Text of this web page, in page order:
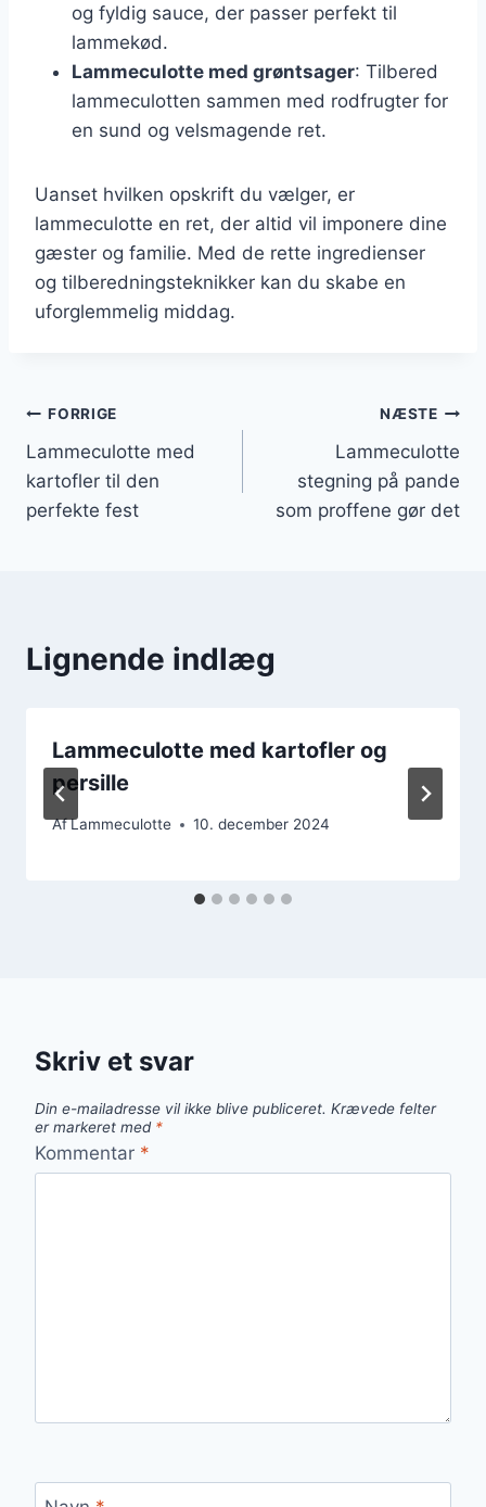
og fyldig sauce, der passer perfekt til
lammekød.
Lammeculotte med grøntsager: Tilbered
lammeculotten sammen med rodfrugter for
en sund og velsmagende ret.
Uanset hvilken opskrift du vælger, er
lammeculotte en ret, der altid vil imponere dine
gæster og familie. Med de rette ingredienser
og tilberedningsteknikker kan du skabe en
uforglemmelig middag.
Indlægsnavigation
FORRIGE
Lammeculotte med
kartofler til den
perfekte fest
NÆSTE
Lammeculotte
stegning på pande
som proffene gør det
Lignende indlæg
Lammeculotte med kartofler og
persille
AfLammeculotte 10. december 2024
Skriv et svar
Din e-mailadresse vil ikke blive publiceret. Krævede felter
er markeret med *
Kommentar *